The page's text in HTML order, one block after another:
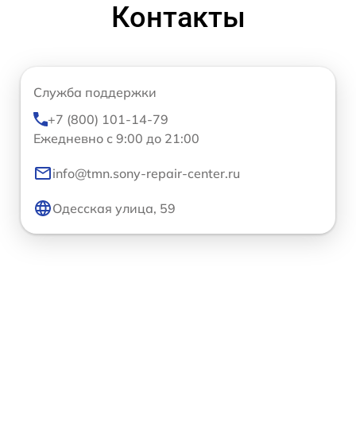
Контакты
Служба поддержки
+7 (800) 101-14-79
Ежедневно с 9:00 до 21:00
info@tmn.sony-repair-center.ru
Одесская улица, 59